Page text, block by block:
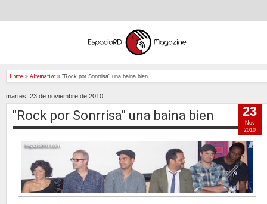
Home » Alternativo » "Rock por Sonrrisa" una baina bien
martes, 23 de noviembre de 2010
"Rock por Sonrrisa" una baina bien 23
Nov
2010